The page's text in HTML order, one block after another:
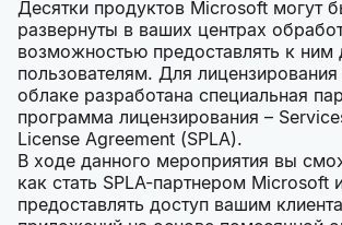
Десятки продуктов Microsoft могут
развернуты в ваших центрах
возможностью предоставлять к ним
пользователям. Для
облаке разработана специальная
программа лицензирования –
License Agreement (SPLA).
В ходе данного мероприятия вы
как стать SPLA-партнером Microsoft
предоставлять доступ вашим